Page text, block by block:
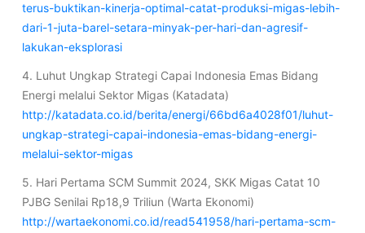
terus-buktikan-kinerja-optimal-catat-produksi-migas-lebih-
dari-1-juta-barel-setara-minyak-per-hari-dan-agresif-
lakukan-eksplorasi
4. Luhut Ungkap Strategi Capai Indonesia Emas Bidang
Energi melalui Sektor Migas (Katadata)
http://katadata.co.id/berita/energi/66bd6a4028f01/luhut-
ungkap-strategi-capai-indonesia-emas-bidang-energi-
melalui-sektor-migas
5. Hari Pertama SCM Summit 2024, SKK Migas Catat 10
PJBG Senilai Rp18,9 Triliun (Warta Ekonomi)
http://wartaekonomi.co.id/read541958/hari-pertama-scm-